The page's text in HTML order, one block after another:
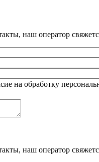
наш оператор
на обработку
наш оператор